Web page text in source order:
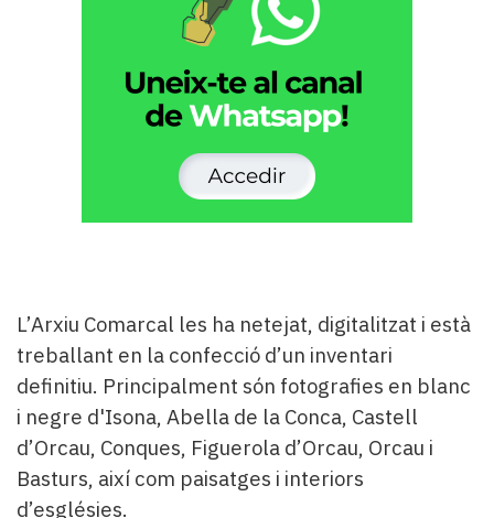
L’Arxiu Comarcal les ha netejat, digitalitzat i està
treballant en la confecció d’un inventari
definitiu. Principalment són fotografies en blanc
i negre d'Isona, Abella de la Conca, Castell
d’Orcau, Conques, Figuerola d’Orcau, Orcau i
Basturs, així com paisatges i interiors
d’esglésies.